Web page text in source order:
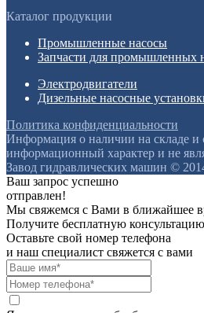
Каталог продукции
Промышленные насосы
Запчасти для промышленных
Электродвигатели
Дизельные насосные
Политика конфиденциальности
Информация о наличии на складе и
информационный характер и не
Завод гидравлических машин ©
Ваш запрос успешно
отправлен!
Мы свяжемся с Вами в ближайшее
Получите бесплатную консультацию
Оставьте свой номер телефона
и наш специалист свяжется с вами